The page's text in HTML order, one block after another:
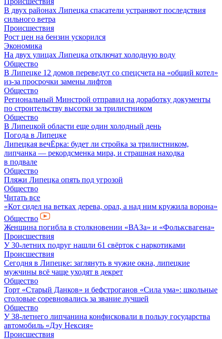
В двух районах Липецка спасатели устраняют последствия
сильного ветра
Происшествия
Рост цен на бензин ускорился
Экономика
На двух улицах Липецка отключат холодную воду
Общество
В Липецке 12 домов переведут со спецсчета на «общий котел»
из-за просрочки замены лифтов
Общество
Региональный Минстрой отправил на доработку документы
по строительству высотки за трилистником
Общество
В Липецкой области еще один холодный день
Погода в Липецке
Липецкая вечЁрка: будет ли стройка за трилистником,
липчанка — рекордсменка мира, и страшная находка
в подвале
Общество
Пляжи Липецка опять под угрозой
Общество
Читать все
«Кот сидел на ветках дерева, орал, а над ним кружила ворона»
Общество
Женщина погибла в столкновении «ВАЗа» и «Фольксвагена»
Происшествия
У 30-летних подруг нашли 61 свёрток с наркотиками
Происшествия
Сегодня в Липецке: заглянуть в чужие окна, липецкие
мужчины всё чаще уходят в декрет
Общество
Торт «Старый Данков» и бефстроганов «Сила ума»: школьные
столовые соревновались за звание лучшей
Общество
У 38-летнего липчанина конфисковали в пользу государства
автомобиль «Дэу Нексия»
Происшествия